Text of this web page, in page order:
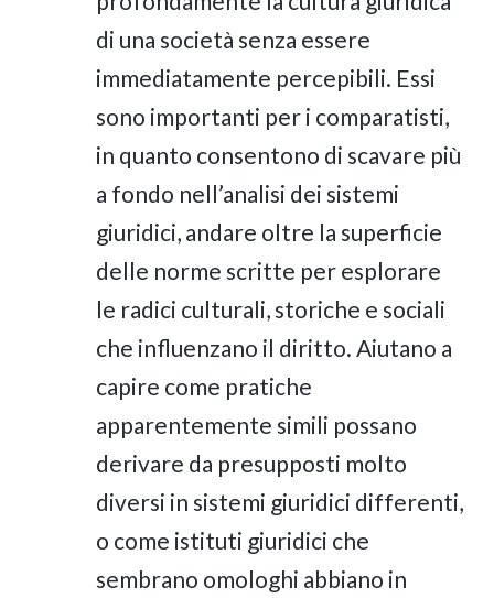
di una società senza essere
immediatamente percepibili. Essi
sono importanti per i comparatisti,
in quanto consentono di scavare più
a fondo nell’analisi dei sistemi
giuridici, andare oltre la superficie
delle norme scritte per esplorare
le radici culturali, storiche e sociali
che influenzano il diritto. Aiutano a
capire come pratiche
apparentemente simili possano
derivare da presupposti molto
diversi in sistemi giuridici differenti,
o come istituti giuridici che
sembrano omologhi abbiano in